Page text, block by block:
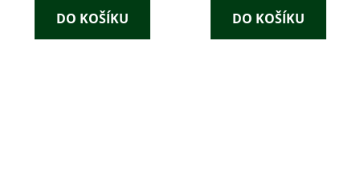
DO KOŠÍKU DO KOŠÍKU